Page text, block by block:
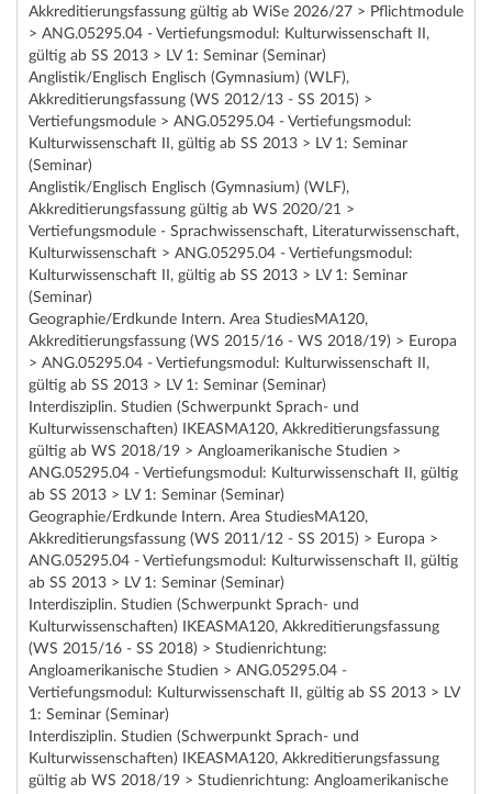
Akkreditierungsfassung gültig ab WiSe 2026/27 > Pflichtmodule
> ANG.05295.04 - Vertiefungsmodul: Kulturwissenschaft II,
gültig ab SS 2013 > LV 1: Seminar (Seminar)
Anglistik/Englisch Englisch (Gymnasium) (WLF),
Akkreditierungsfassung (WS 2012/13 - SS 2015) >
Vertiefungsmodule > ANG.05295.04 - Vertiefungsmodul:
Kulturwissenschaft II, gültig ab SS 2013 > LV 1: Seminar
(Seminar)
Anglistik/Englisch Englisch (Gymnasium) (WLF),
Akkreditierungsfassung gültig ab WS 2020/21 >
Vertiefungsmodule - Sprachwissenschaft, Literaturwissenschaft,
Kulturwissenschaft > ANG.05295.04 - Vertiefungsmodul:
Kulturwissenschaft II, gültig ab SS 2013 > LV 1: Seminar
(Seminar)
Geographie/Erdkunde Intern. Area StudiesMA120,
Akkreditierungsfassung (WS 2015/16 - WS 2018/19) > Europa
> ANG.05295.04 - Vertiefungsmodul: Kulturwissenschaft II,
gültig ab SS 2013 > LV 1: Seminar (Seminar)
Interdisziplin. Studien (Schwerpunkt Sprach- und
Kulturwissenschaften) IKEASMA120, Akkreditierungsfassung
gültig ab WS 2018/19 > Angloamerikanische Studien >
ANG.05295.04 - Vertiefungsmodul: Kulturwissenschaft II, gültig
ab SS 2013 > LV 1: Seminar (Seminar)
Geographie/Erdkunde Intern. Area StudiesMA120,
Akkreditierungsfassung (WS 2011/12 - SS 2015) > Europa >
ANG.05295.04 - Vertiefungsmodul: Kulturwissenschaft II, gültig
ab SS 2013 > LV 1: Seminar (Seminar)
Interdisziplin. Studien (Schwerpunkt Sprach- und
Kulturwissenschaften) IKEASMA120, Akkreditierungsfassung
(WS 2015/16 - SS 2018) > Studienrichtung:
Angloamerikanische Studien > ANG.05295.04 -
Vertiefungsmodul: Kulturwissenschaft II, gültig ab SS 2013 > LV
1: Seminar (Seminar)
Interdisziplin. Studien (Schwerpunkt Sprach- und
Kulturwissenschaften) IKEASMA120, Akkreditierungsfassung
gültig ab WS 2018/19 > Studienrichtung: Angloamerikanische